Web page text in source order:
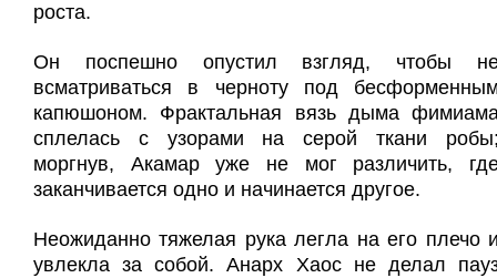
роста.
Он поспешно опустил взгляд, чтобы
всматриваться в черноту под
капюшоном. Фрактальная вязь дыма
сплелась с узорами на серой ткани
моргнув, Акамар уже не мог различить,
заканчивается одно и начинается другое.
Неожиданно тяжелая рука легла на его плечо
увлекла за собой. Анарх Хаос не делал